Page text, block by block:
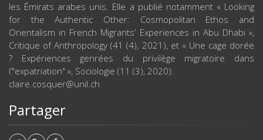
les Émirats arabes unis. Elle a publié notamment « Looking
for the Authentic Other: Cosmopolitan Ethos and
Orientalism in French Migrants’ Experiences in Abu Dhabi »,
Critique of Anthropology (41 (4), 2021), et « Une cage dorée
? Expériences genrées du privilège migratoire dans
l’"expatriation" », Sociologie (11 (3), 2020).
claire.cosquer@unil.ch
Partager